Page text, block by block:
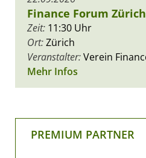
Finance Forum
Zeit: 11:30 Uhr
Ort:Zürich
Veranstalter:Verein
Mehr Infos
PREMIUM PARTNER